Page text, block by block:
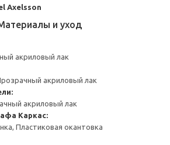
Axelsson
и уход
акриловый лак
акриловый лак
акриловый лак
Каркас:
Пластиковая окантовка